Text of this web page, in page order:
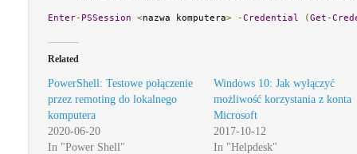
Enter- PSSession <nazwa komputera> -Credential (Get-
Related
PowerShell: Testowe połączenie
przez remoting do lokalnego
komputera
2020-06-20
In "Power Shell"
Windows 10: Jak wyłączyć
możliwość korzystania z konta
Microsoft
2017-10-12
In "Helpdesk"